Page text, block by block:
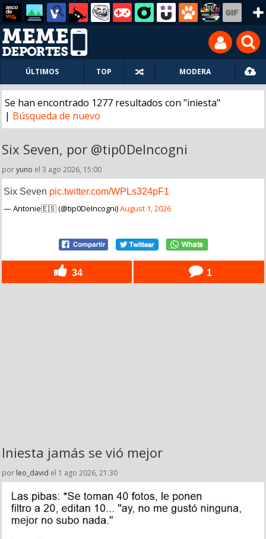
ÚLTIMOS TOP MODERA
Se han encontrado 1277 resultados con "iniesta"
| Búsqueda de nuevo
Six Seven, por @tip0DeIncogni
poryuno el 3 ago 2026, 15:00
Six Seven pic.twitter.com/WPLs324pF1
— Antonie🇪🇸 (@tip0DeIncogni)August 1, 2026
34 1
Iniesta jamás se vió mejor
por leo_david el 1 ago 2026, 21:30